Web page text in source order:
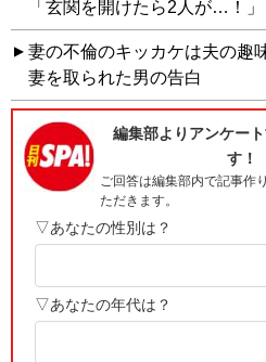
「玄関を開けたら2人が…！」
妻の不倫のキッカケは夫の趣
妻を取られた男の告白